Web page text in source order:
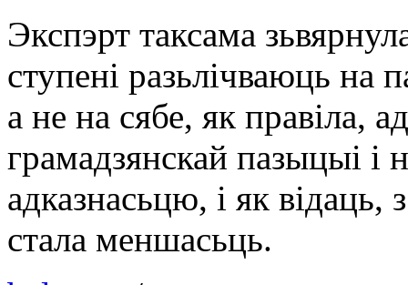
Экспэрт таксама
ступені разьлічваюць на
а не на сябе, як правіла,
грамадзянскай пазыцыі і
адказнасьцю, і як відаць,
стала меншасьць.